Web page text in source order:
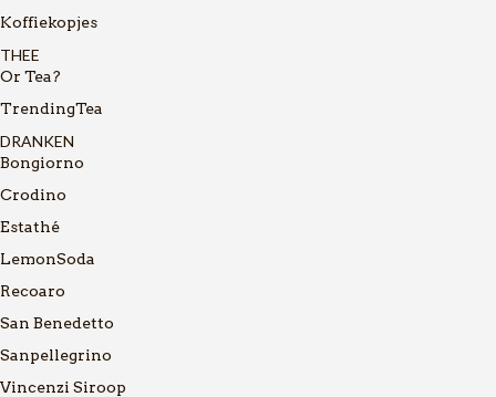
Koffiekopjes
THEE
Or Tea?
TrendingTea
DRANKEN
Bongiorno
Crodino
Estathé
LemonSoda
Recoaro
San Benedetto
Sanpellegrino
Vincenzi Siroop